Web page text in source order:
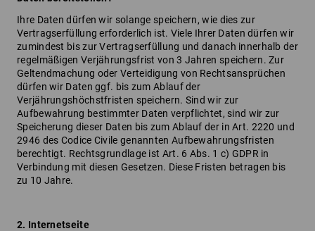
Ihre Daten dürfen wir solange speichern, wie dies zur
Vertragserfüllung erforderlich ist. Viele Ihrer Daten dürfen wir
zumindest bis zur Vertragserfüllung und danach innerhalb der
regelmäßigen Verjährungsfrist von 3 Jahren speichern. Zur
Geltendmachung oder Verteidigung von Rechtsansprüchen
dürfen wir Daten ggf. bis zum Ablauf der
Verjährungshöchstfristen speichern. Sind wir zur
Aufbewahrung bestimmter Daten verpflichtet, sind wir zur
Speicherung dieser Daten bis zum Ablauf der in Art. 2220 und
2946 des Codice Civile genannten Aufbewahrungsfristen
berechtigt. Rechtsgrundlage ist Art. 6 Abs. 1 c) GDPR in
Verbindung mit diesen Gesetzen. Diese Fristen betragen bis
zu 10 Jahre.
2. Internetseite